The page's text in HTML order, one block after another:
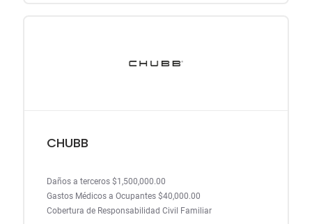
CHUBB
Daños a terceros $1,500,000.00
Gastos Médicos a Ocupantes $40,000.00
Cobertura de Responsabilidad Civil Familiar